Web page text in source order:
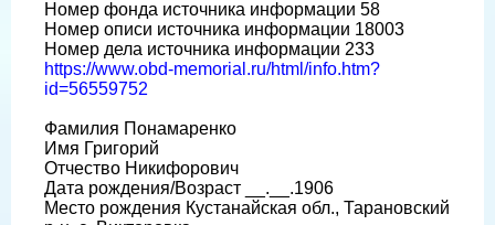
Номер фонда источника информации 58
Номер описи источника информации 18003
Номер дела источника информации 233
https://www.obd-memorial.ru/html/info.htm?
id=56559752
Фамилия Понамаренко
Имя Григорий
Отчество Никифорович
Дата рождения/Возраст __.__.1906
Место рождения Кустанайская обл., Тарановский